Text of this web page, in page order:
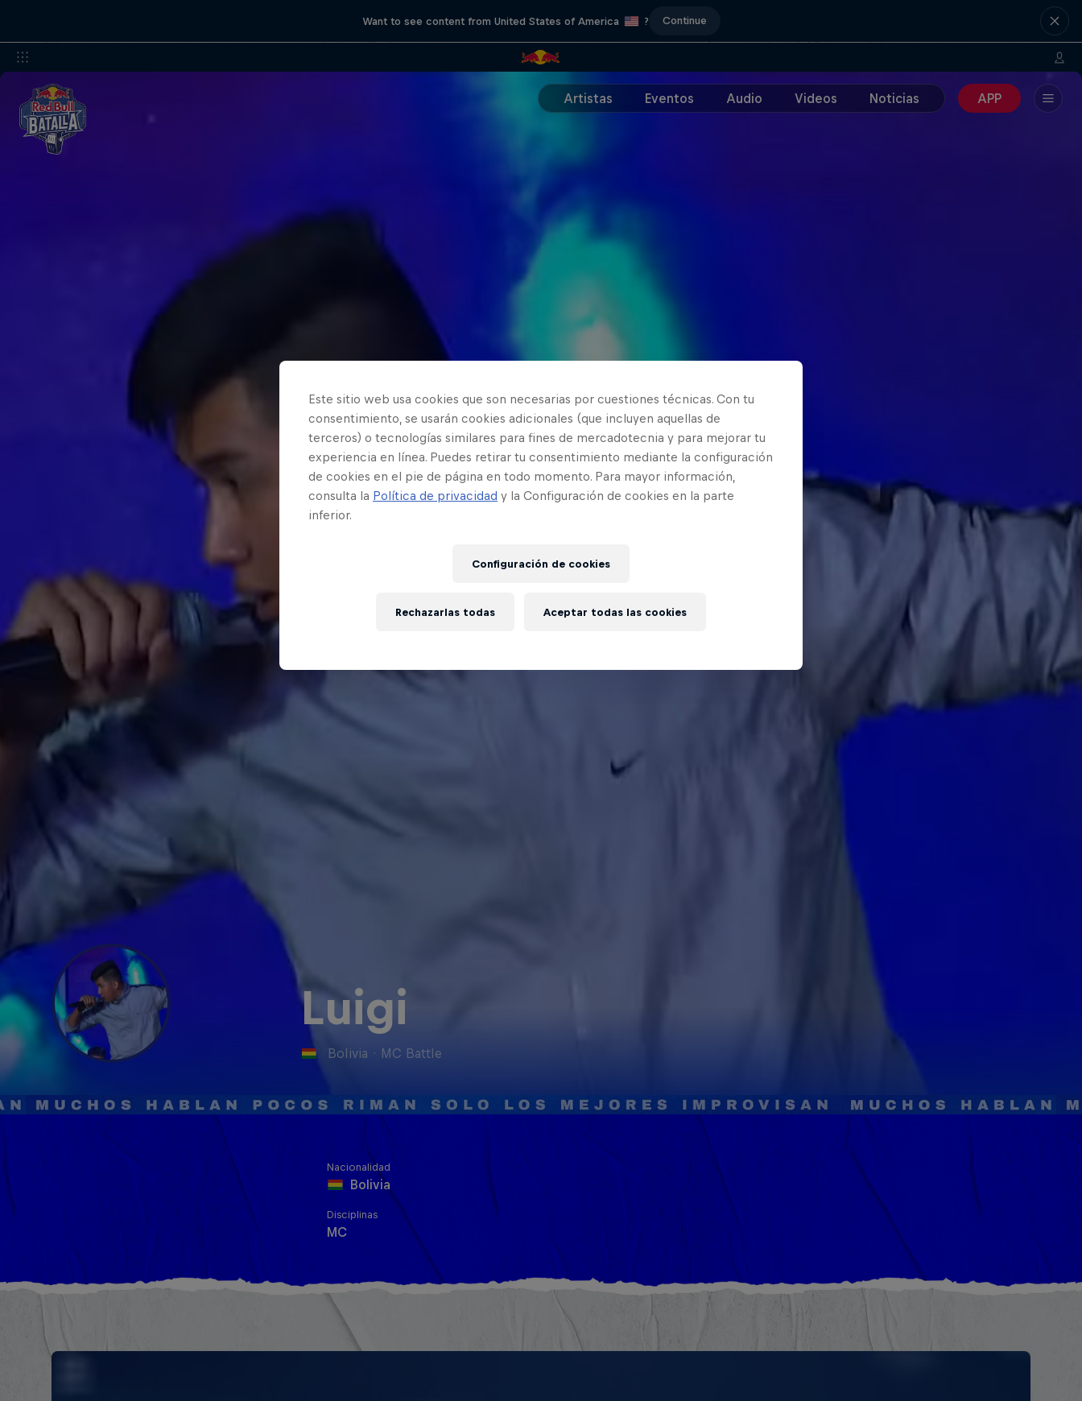
Want to see content from United States of America ? Continue
Artistas Eventos Audio Videos Noticias APP
Luigi
Bolivia · MC Battle
Nacionalidad
Bolivia
Disciplinas
MC
Este sitio web usa cookies que son necesarias por cuestiones técnicas. Con tu
consentimiento, se usarán cookies adicionales (que incluyen aquellas de
terceros) o tecnologías similares para fines de mercadotecnia y para mejorar tu
experiencia en línea. Puedes retirar tu consentimiento mediante la configuración
de cookies en el pie de página en todo momento. Para mayor información,
consulta la Política de privacidad y la Configuración de cookies en la parte
inferior.
Configuración de cookies
Rechazarlas todas Aceptar todas las cookies